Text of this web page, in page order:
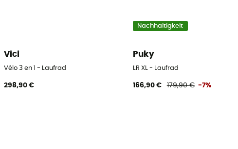
Vici
Vélo 3 en 1 - Laufrad
298,90 €
Nachhaltigkeit
Puky
LR XL - Laufrad
166,90 € 179,90 € -7%